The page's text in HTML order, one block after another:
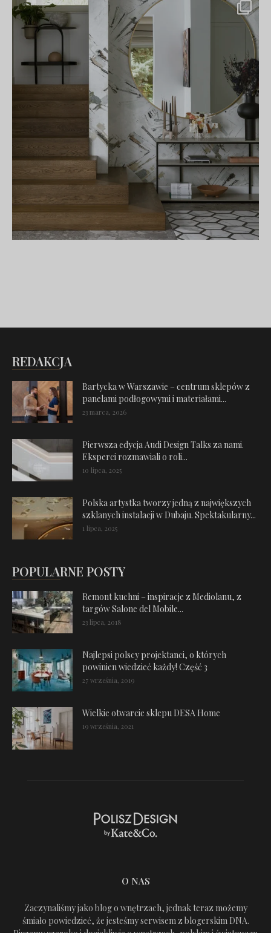
REDAKCJA
Bartycka w Warszawie – centrum sklepów z
panelami podłogowymi i materiałami...
23 marca, 2026
Pierwsza edycja Audi Design Talks za nami.
Eksperci rozmawiali o roli...
10 lipca, 2025
Polska artystka tworzy jedną z największych
szklanych instalacji w Dubaju. Spektakularny...
1 lipca, 2025
POPULARNE POSTY
Remont kuchni – inspiracje z Mediolanu, z
targów Salone del Mobile...
23 lipca, 2018
Najlepsi polscy projektanci, o których
powinien wiedzieć każdy! Część 3
27 września, 2019
Wielkie otwarcie sklepu DESA Home
19 września, 2021
O NAS
Zaczynaliśmy jako blog o wnętrzach, jednak teraz możemy
śmiało powiedzieć, że jesteśmy serwisem z blogerskim DNA.